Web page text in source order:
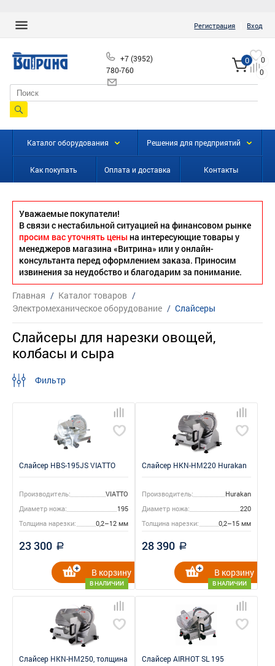
Регистрация Вход
+7 (3952)
780-760
0
0
0
Каталог оборудования Решения для предприятий
Как покупать Оплата и доставка Контакты
Уважаемые покупатели!
В связи с нестабильной ситуацией на финансовом рынке
просим вас уточнять цены на интересующие товары у
менеджеров магазина «Витрина» или у онлайн-
консультанта перед оформлением заказа. Приносим
извинения за неудобство и благодарим за понимание.
Главная / Каталог товаров /
Электромеханическое оборудование / Слайсеры
Слайсеры для нарезки овощей,
колбасы и сыра
Фильтр
Слайсер HBS-195JS VIATTO
Производитель:
VIATTO
Диаметр ножа:
195
Толщина нарезки:
0,2–12 мм
23 300 a
В НАЛИЧИИ
В корзину
Слайсер HKN-HM220 Hurakan
Производитель:
Hurakan
Диаметр ножа:
220
Толщина нарезки:
0,2–15 мм
28 390 a
В НАЛИЧИИ
В корзину
Слайсер HKN-HM250, толщина
Слайсер AIRHOT SL 195